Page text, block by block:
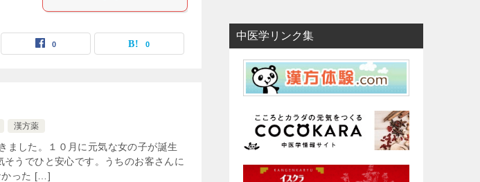
0 0
漢方薬
ました。１０月に元気な女の子が誕生
うでひと安心です。うちのお客さんに
かった […]
中医学リンク集